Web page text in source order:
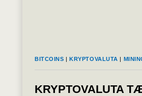
BITCOINS KRYPTOVALUTA
KRYPTOVALUTA